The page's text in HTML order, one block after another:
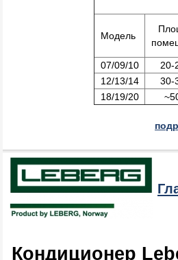
Модель
07/09/10
20-
12/13/14
30-
18/19/20
Кондиционер